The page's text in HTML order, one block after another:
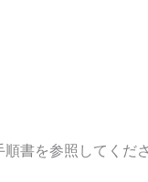
書を参照してくださ